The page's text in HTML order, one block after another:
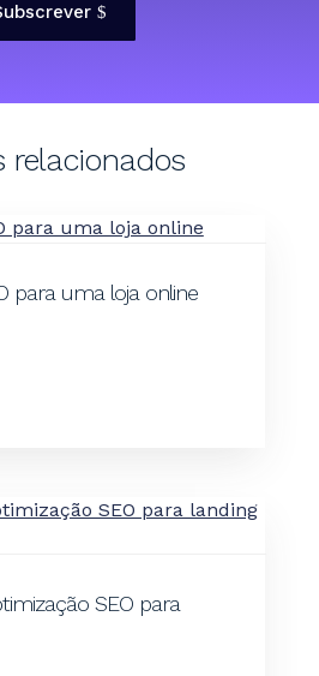
relacionados
para uma loja online
SEO para